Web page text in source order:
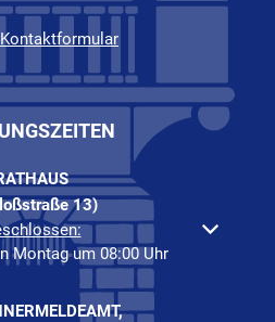
13)
oder Schließzeiten
Montag um 08:00 Uhr